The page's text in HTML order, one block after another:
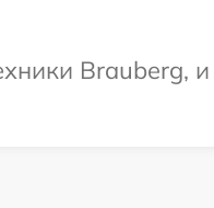
Brauberg,